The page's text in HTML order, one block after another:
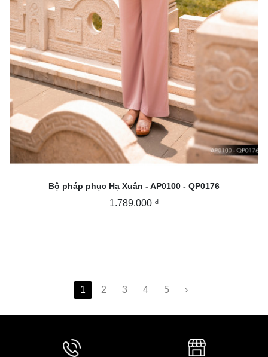
Bộ pháp phục Hạ Xuân - AP0100 - QP0176
1.789.000 ₫
1 2 3 4 5 ›